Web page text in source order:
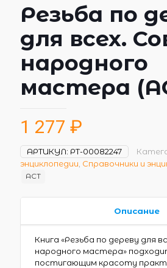
Резьба по
для всех.
народного
мастера
1 277 ₽
АРТИКУЛ: РТ-00082247
энциклопедии Справочники и
АСТ
Описание
Книга «Резьба по дереву для
народного мастера»
постигающим красоту